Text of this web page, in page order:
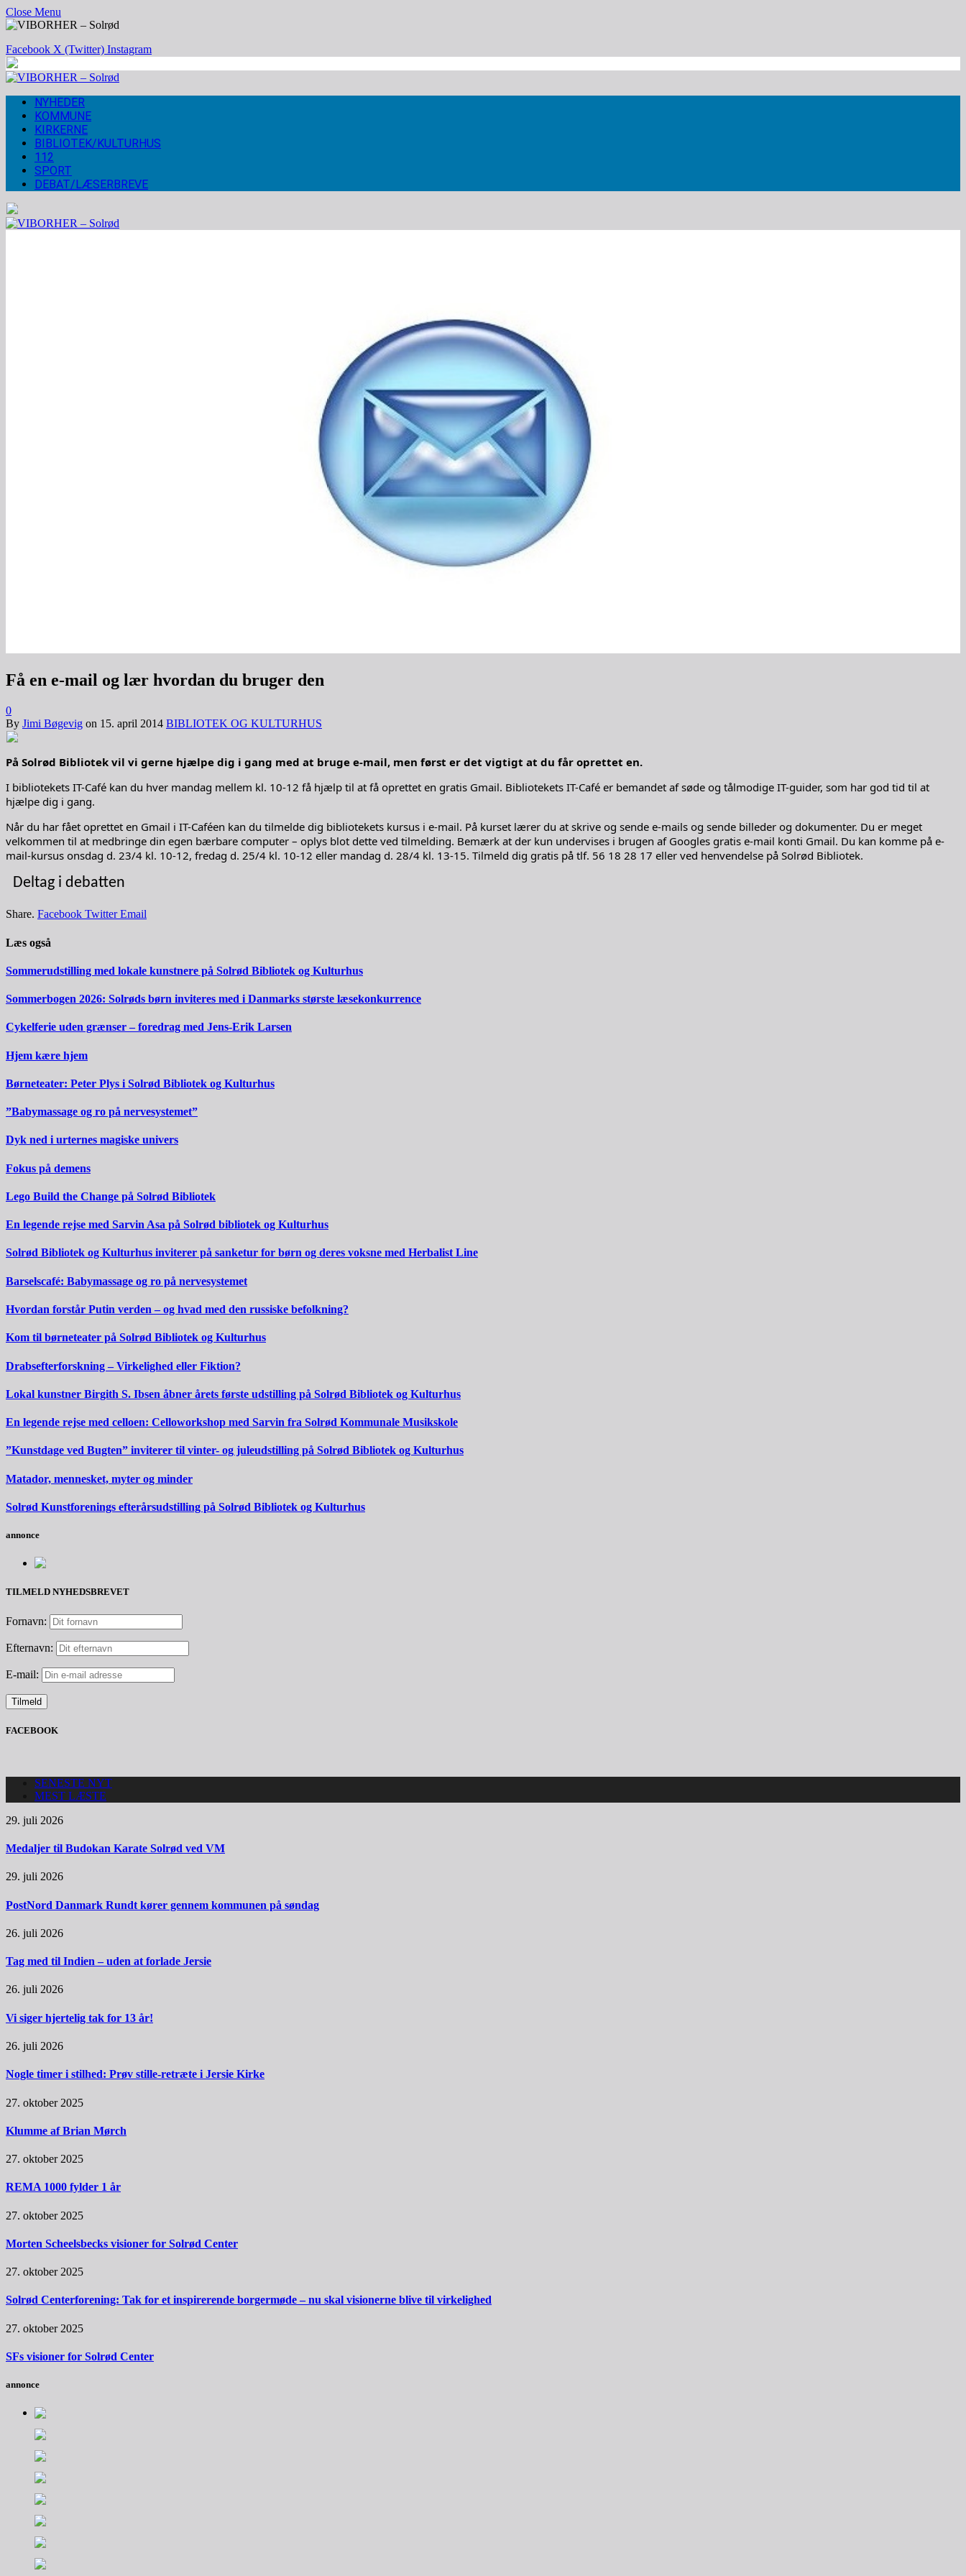
Close Menu
Facebook X (Twitter) Instagram
NYHEDER
KOMMUNE
KIRKERNE
BIBLIOTEK/KULTURHUS
112
SPORT
DEBAT/LÆSERBREVE
Få en e-mail og lær hvordan du bruger den
0
By Jimi Bøgevig on 15. april 2014 BIBLIOTEK OG KULTURHUS
På Solrød Bibliotek vil vi gerne hjælpe dig i gang med at bruge e-mail, men først er det vigtigt at du får oprettet en.
I bibliotekets IT-Café kan du hver mandag mellem kl. 10-12 få hjælp til at få oprettet en gratis Gmail. Bibliotekets IT-Café er bemandet af søde og tålmodige IT-guider, som har god tid til at
hjælpe dig i gang.
Når du har fået oprettet en Gmail i IT-Caféen kan du tilmelde dig bibliotekets kursus i e-mail. På kurset lærer du at skrive og sende e-mails og sende billeder og dokumenter. Du er meget
velkommen til at medbringe din egen bærbare computer – oplys blot dette ved tilmelding. Bemærk at der kun undervises i brugen af Googles gratis e-mail konti Gmail. Du kan komme på e-
mail-kursus onsdag d. 23/4 kl. 10-12, fredag d. 25/4 kl. 10-12 eller mandag d. 28/4 kl. 13-15. Tilmeld dig gratis på tlf. 56 18 28 17 eller ved henvendelse på Solrød Bibliotek.
Deltag i debatten
Share. Facebook Twitter Email
Læs også
Sommerudstilling med lokale kunstnere på Solrød Bibliotek og Kulturhus
Sommerbogen 2026: Solrøds børn inviteres med i Danmarks største læsekonkurrence
Cykelferie uden grænser – foredrag med Jens-Erik Larsen
Hjem kære hjem
Børneteater: Peter Plys i Solrød Bibliotek og Kulturhus
”Babymassage og ro på nervesystemet”
Dyk ned i urternes magiske univers
Fokus på demens
Lego Build the Change på Solrød Bibliotek
En legende rejse med Sarvin Asa på Solrød bibliotek og Kulturhus
Solrød Bibliotek og Kulturhus inviterer på sanketur for børn og deres voksne med Herbalist Line
Barselscafé: Babymassage og ro på nervesystemet
Hvordan forstår Putin verden – og hvad med den russiske befolkning?
Kom til børneteater på Solrød Bibliotek og Kulturhus
Drabsefterforskning – Virkelighed eller Fiktion?
Lokal kunstner Birgith S. Ibsen åbner årets første udstilling på Solrød Bibliotek og Kulturhus
En legende rejse med celloen: Celloworkshop med Sarvin fra Solrød Kommunale Musikskole
”Kunstdage ved Bugten” inviterer til vinter- og juleudstilling på Solrød Bibliotek og Kulturhus
Matador, mennesket, myter og minder
Solrød Kunstforenings efterårsudstilling på Solrød Bibliotek og Kulturhus
annonce
TILMELD NYHEDSBREVET
Fornavn:
Efternavn:
E-mail:
FACEBOOK
SENESTE NYT
MEST LÆSTE
29. juli 2026
Medaljer til Budokan Karate Solrød ved VM
29. juli 2026
PostNord Danmark Rundt kører gennem kommunen på søndag
26. juli 2026
Tag med til Indien – uden at forlade Jersie
26. juli 2026
Vi siger hjertelig tak for 13 år!
26. juli 2026
Nogle timer i stilhed: Prøv stille-retræte i Jersie Kirke
27. oktober 2025
Klumme af Brian Mørch
27. oktober 2025
REMA 1000 fylder 1 år
27. oktober 2025
Morten Scheelsbecks visioner for Solrød Center
27. oktober 2025
Solrød Centerforening: Tak for et inspirerende borgermøde – nu skal visionerne blive til virkelighed
27. oktober 2025
SFs visioner for Solrød Center
annonce